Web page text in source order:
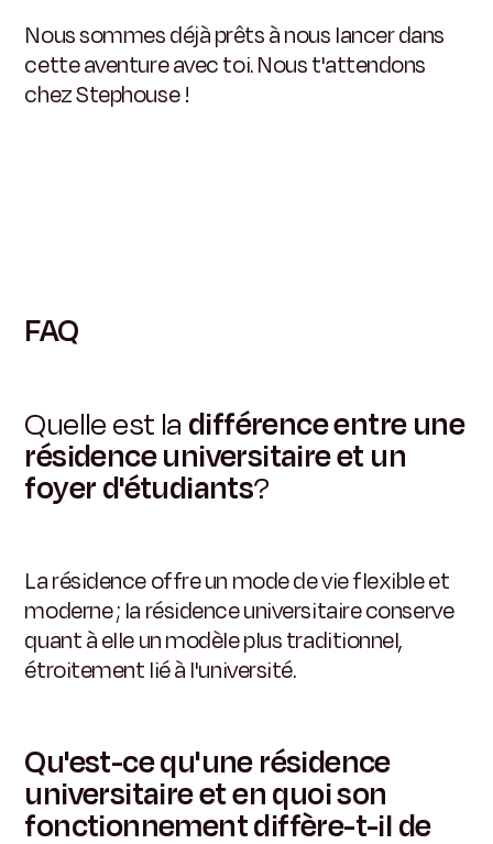
Nous sommes déjà prêts à nous lancer dans
cette aventure avec toi. Nous t'attendons
chez Stephouse !
FAQ
Quelle est la différence entre une
résidence universitaire et un
foyer d'étudiants?
La résidence offre un mode de vie flexible et
moderne ; la résidence universitaire conserve
quant à elle un modèle plus traditionnel,
étroitement lié à l'université.
Qu'est-ce qu'une résidence
universitaire et en quoi son
fonctionnement diffère-t-il de